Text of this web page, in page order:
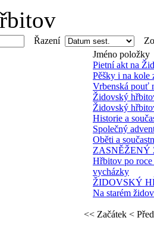
Řazení
Jméno položky
Pietní akt na
Pěšky i na kole
Vrbenská pouť
Židovský
Židovský
Historie a
Společný
Oběti a
Hřbitov po
vycházky
ŽIDOVSKÝ
Na starém
<< Začátek <